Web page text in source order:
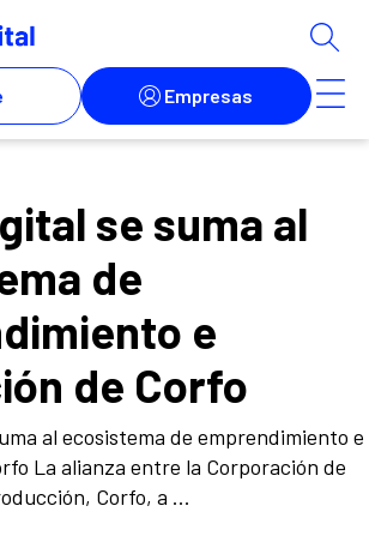
se suma al
de
e
de Corfo
al ecosistema de emprendimiento e
La alianza entre la Corporación de
Corfo, a ...